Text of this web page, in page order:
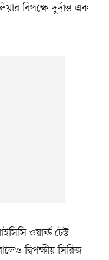
বিপক্ষে দুর্দান্ত এক
ওয়ার্ল্ড টেস্ট
দ্বিপক্ষীয় সিরিজ